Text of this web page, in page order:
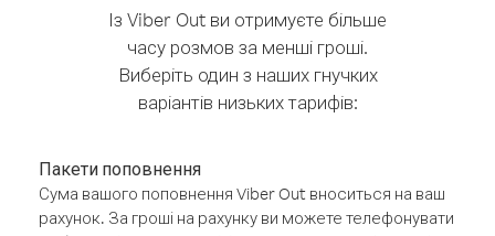
Із Viber Out ви отримуєте більше
часу розмов за менші гроші.
Виберіть один з наших гнучких
варіантів низьких тарифів:
Пакети поповнення
Сума вашого поповнення Viber Out вноситься на ваш
рахунок. За гроші на рахунку ви можете телефонувати